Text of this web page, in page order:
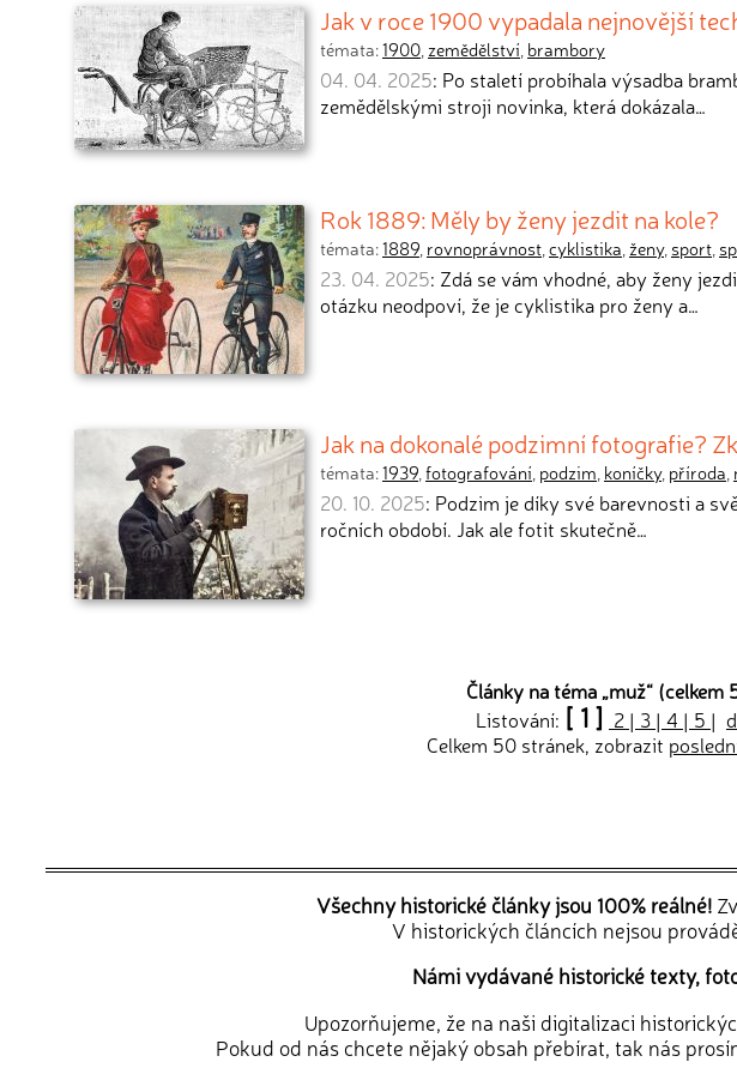
Jak v roce 1900 vypadala nejnovější
témata:1900, zemědělství, brambory
04. 04. 2025: Po staletí probíhala výsadba
zemědělskými stroji novinka, která dokázala…
Rok 1889: Měly by ženy jezdit na kole?
témata:1889, rovnoprávnost,cyklistika, ženy, sport,
23. 04. 2025: Zdá se vám vhodné, aby ženy
otázku neodpoví, že je cyklistika pro ženy a…
Jak na dokonalé podzimní fotografie?
témata:1939,fotografování, podzim, koníčky, příroda,
20. 10. 2025: Podzim je díky své barevnosti a
ročních období. Jak ale fotit skutečně…
Články na téma „muž“ (celkem
Listování: [ 1 ] 2 | 3 | 4 | 5 |
Celkem 50 stránek, zobrazit
Všechny historické články jsou 100% reálné!
V historických článcích nejsou
Námi vydávané historické texty,
Upozorňujeme, že na naši digitalizaci
Pokud od nás chcete nějaký obsah přebírat, tak nás